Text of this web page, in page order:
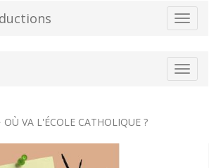
OÙ VA L'ÉCOLE CATHOLIQUE ?